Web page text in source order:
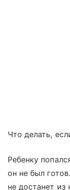
Что делать,
Ребенку
он не был
не достанет